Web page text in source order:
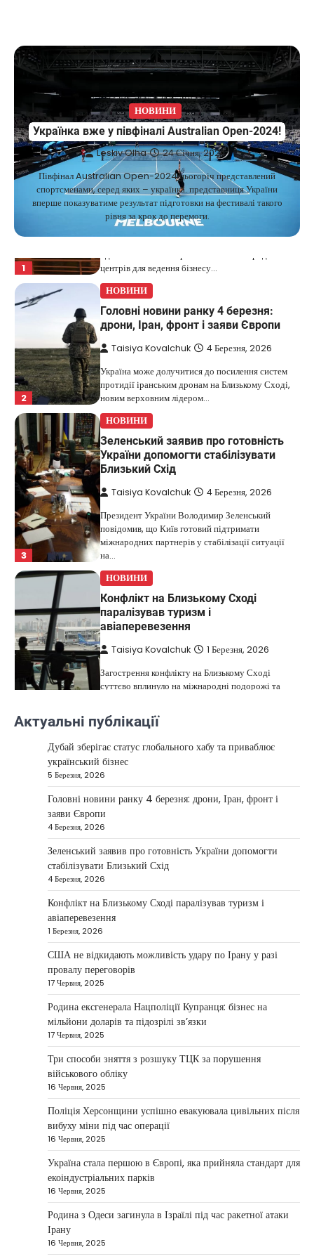
НОВИНИ
Українка вже у півфіналі Australian Open-2024!
Leskiv Olha 24 Січня, 2024
Півфінал Australian Open-2024 цьогоріч представлений
спортсменами, серед яких – українка. представниця України
вперше показуватиме результат підготовки на фестивалі такого
рівня за крок до перемоги.
5
Kolomysheva Anastasiya
17 Червня,
2025
У США не виключають застосування сили проти
Ірану, якщо дипломатичні переговори не
принесуть бажаних результатів.…
1
НОВИНИ
Дубай зберігає статус глобального
хабу та приваблює український
бізнес
Taisiya Kovalchuk 5 Березня, 2026
Дубай протягом багатьох років утримує статус
одного з найбільш привабливих міжнародних
центрів для ведення бізнесу…
2
НОВИНИ
Головні новини ранку 4 березня:
дрони, Іран, фронт і заяви Європи
Taisiya Kovalchuk 4 Березня, 2026
Україна може долучитися до посилення систем
протидії іранським дронам на Близькому Сході,
новим верховним лідером…
3
НОВИНИ
Зеленський заявив про готовність
України допомогти стабілізувати
Близький Схід
Taisiya Kovalchuk 4 Березня, 2026
Президент України Володимир Зеленський
повідомив, що Київ готовий підтримати
міжнародних партнерів у стабілізації ситуації
на…
НОВИНИ
Конфлікт на Близькому Сході
паралізував туризм і
авіаперевезення
Taisiya Kovalchuk 1 Березня, 2026
Загострення конфлікту на Близькому Сході
суттєво вплинуло на міжнародні подорожі та
НОВИНИ
США не відкидають можливість
удару по Ірану у разі провалу
переговорів
Kolomysheva Anastasiya
17 Червня,
2025
У США не виключають застосування сили проти
Ірану, якщо дипломатичні переговори не
принесуть бажаних результатів.…
Дубай зберігає статус глобального
хабу та приваблює український
бізнес
Taisiya Kovalchuk 5 Березня, 2026
Дубай протягом багатьох років утримує статус
одного з найбільш привабливих міжнародних
центрів для ведення бізнесу…
НОВИНИ
Головні новини ранку 4 березня:
дрони, Іран, фронт і заяви Європи
Taisiya Kovalchuk
Україна може долучитися до посилення систем
протидії іранським дронам на Близькому Сході,
новим верховним лідером…
НОВИНИ
Зеленський заявив про готовність
України допомогти стабілізувати
Близький Схід
Taisiya Kovalchuk 4 Березня, 2026
Президент України Володимир Зеленський
Актуальні публікації
Дубай зберігає статус глобального хабу та приваблює
український бізнес
5 Березня, 2026
Головні новини ранку 4 березня: дрони, Іран, фронт і
заяви Європи
4 Березня, 2026
Зеленський заявив про готовність України допомогти
стабілізувати Близький Схід
4 Березня, 2026
Конфлікт на Близькому Сході паралізував туризм і
авіаперевезення
1 Березня, 2026
США не відкидають можливість удару по Ірану у разі
провалу переговорів
17 Червня, 2025
Родина ексгенерала Нацполіції Купранця: бізнес на
мільйони доларів та підозрілі зв’язки
17 Червня, 2025
Три способи зняття з розшуку ТЦК за порушення
військового обліку
16 Червня, 2025
Поліція Херсонщини успішно евакуювала цивільних після
вибуху міни під час операції
16 Червня, 2025
Україна стала першою в Європі, яка прийняла стандарт для
екоіндустріальних парків
16 Червня, 2025
Родина з Одеси загинула в Ізраїлі під час ракетної атаки
Ірану
16 Червня, 2025